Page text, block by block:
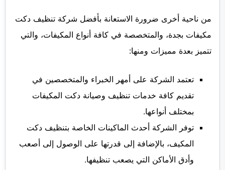
من ناحية أخرى ضرورة الاستعانة بأفضل شركة تنظيف دكت
مكيفات بجدة، والمتخصصة في كافة أنواع المكيفات، والتي
تتميز بعدة مميزات ومنها:
تعتمد الشركة على أمهر الخبراء والمتخصصين في
تقديم كافة خدمات تنظيف وصيانة دكت المكيفات
بمختلف أنواعها.
توفر الشركة أحدث الماكينات الخاصة بتنظيف دكت
المكيف، بالإضافة إلى قدرتها على الوصول إلى أصعب
وأدق الأماكن التي يصعب تنظيفها.